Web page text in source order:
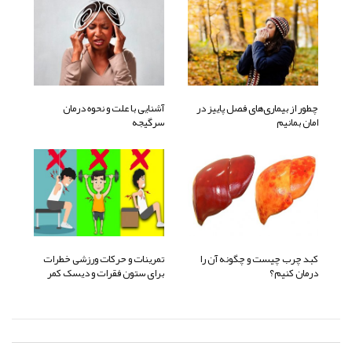
چطور از بیماری‌های فصل پاییز در
امان بمانیم
آشنایی با علت و نحوه درمان
سرگیجه
کبد چرب چیست و چگونه آن را
درمان کنیم؟
تمرینات و حرکات ورزشی خطرات
برای ستون فقرات و دیسک کمر